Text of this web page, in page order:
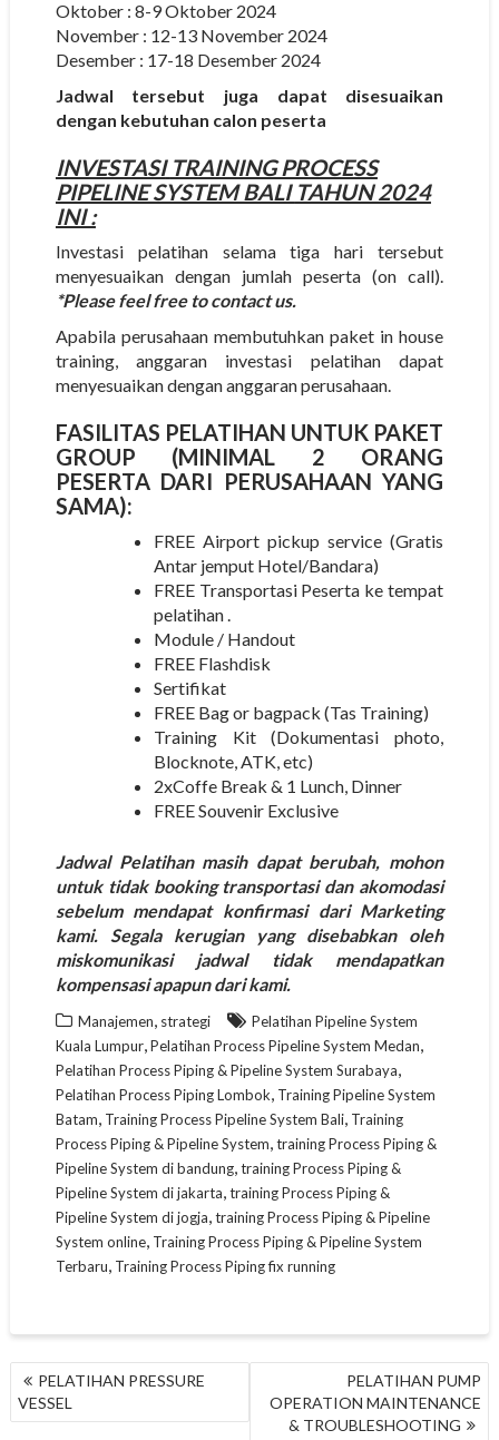
Oktober : 8-9 Oktober 2024
November : 12-13 November 2024
Desember : 17-18 Desember 2024
Jadwal tersebut juga dapat disesuaikan
dengan kebutuhan calon peserta
INVESTASI TRAINING PROCESS
PIPELINE SYSTEM BALI TAHUN 2024
INI :
Investasi pelatihan selama tiga hari tersebut
menyesuaikan dengan jumlah peserta (on call).
*Please feel free to contact us.
Apabila perusahaan membutuhkan paket in house
training, anggaran investasi pelatihan dapat
menyesuaikan dengan anggaran perusahaan.
FASILITAS PELATIHAN UNTUK PAKET
GROUP (MINIMAL 2 ORANG
PESERTA DARI PERUSAHAAN YANG
SAMA):
FREE Airport pickup service (Gratis
Antar jemput Hotel/Bandara)
FREE Transportasi Peserta ke tempat
pelatihan .
Module / Handout
FREE Flashdisk
Sertifikat
FREE Bag or bagpack (Tas Training)
Training Kit (Dokumentasi photo,
Blocknote, ATK, etc)
2xCoffe Break & 1 Lunch, Dinner
FREE Souvenir Exclusive
Jadwal Pelatihan masih dapat berubah, mohon
untuk tidak booking transportasi dan akomodasi
sebelum mendapat konfirmasi dari Marketing
kami. Segala kerugian yang disebabkan oleh
miskomunikasi jadwal tidak mendapatkan
kompensasi apapun dari kami.
Manajemen, strategi
Pelatihan Pipeline System
Kuala Lumpur,Pelatihan Process Pipeline System Medan,
Pelatihan Process Piping & Pipeline System Surabaya,
Pelatihan Process Piping Lombok, Training Pipeline System
Batam, Training Process Pipeline System Bali, Training
Process Piping & Pipeline System,training Process Piping &
Pipeline System di bandung,training Process Piping &
Pipeline System di jakarta,training Process Piping &
Pipeline System di jogja,training Process Piping & Pipeline
System online, Training Process Piping & Pipeline System
Terbaru, Training Process Piping fix running
NAVIGASI
POS
PELATIHAN PRESSURE
VESSEL
PELATIHAN PUMP
OPERATION MAINTENANCE
& TROUBLESHOOTING